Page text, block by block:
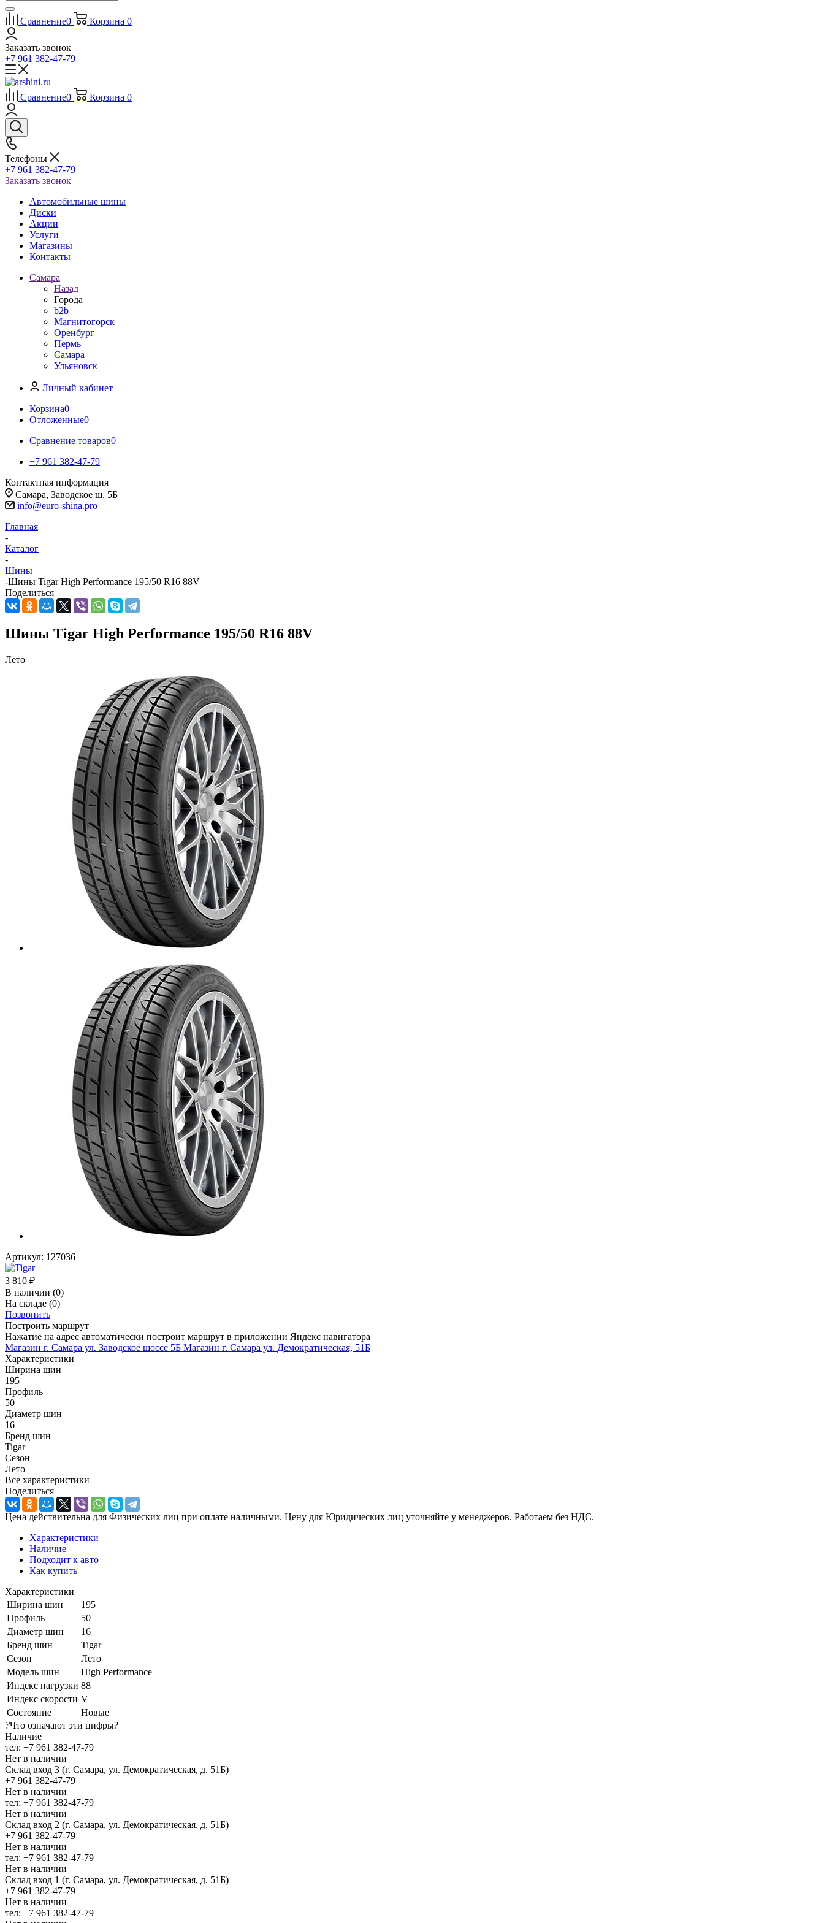
Сравнение0 Корзина 0
Заказать звонок
+7 961 382-47-79
Сравнение0 Корзина 0
Телефоны
+7 961 382-47-79
Заказать звонок
Автомобильные шины
Диски
Акции
Услуги
Магазины
Контакты
Самара
Назад
Города
b2b
Магнитогорск
Оренбург
Пермь
Самара
Ульяновск
Личный кабинет
Корзина0
Отложенные0
Сравнение товаров0
+7 961 382-47-79
Контактная информация
Самара, Заводское ш. 5Б
info@euro-shina.pro
Главная
-
Каталог
-
Шины
-Шины Tigar High Performance 195/50 R16 88V
Поделиться
Шины Tigar High Performance 195/50 R16 88V
Лето
Артикул: 127036
3 810 ₽
В наличии (0)
На складе (0)
Позвонить
Построить маршрут
Нажатие на адрес автоматически построит маршрут в приложении Яндекс навигатора
Магазин г. Самара ул. Заводское шоссе 5Б Магазин г. Самара ул. Демократическая, 51Б
Характеристики
Ширина шин
195
Профиль
50
Диаметр шин
16
Бренд шин
Tigar
Сезон
Лето
Все характеристики
Поделиться
Цена действительна для Физических лиц при оплате наличными. Цену для Юридических лиц уточняйте у менеджеров. Работаем без НДС.
Характеристики
Наличие
Подходит к авто
Как купить
Характеристики
Ширина шин
195
Профиль
50
Диаметр шин
16
Бренд шин
Tigar
Сезон
Лето
Модель шин
High Performance
Индекс нагрузки 88
Индекс скорости V
Состояние
Новые
?Что означают эти цифры?
Наличие
тел: +7 961 382-47-79
Нет в наличии
Склад вход 3 (г. Самара, ул. Демократическая, д. 51Б)
+7 961 382-47-79
Нет в наличии
тел: +7 961 382-47-79
Нет в наличии
Склад вход 2 (г. Самара, ул. Демократическая, д. 51Б)
+7 961 382-47-79
Нет в наличии
тел: +7 961 382-47-79
Нет в наличии
Склад вход 1 (г. Самара, ул. Демократическая, д. 51Б)
+7 961 382-47-79
Нет в наличии
тел: +7 961 382-47-79